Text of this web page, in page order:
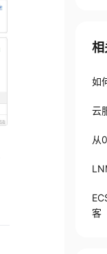
相
如
云
从
客